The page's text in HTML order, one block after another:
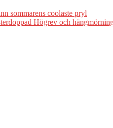
sommarens coolaste pryl
Högrev och